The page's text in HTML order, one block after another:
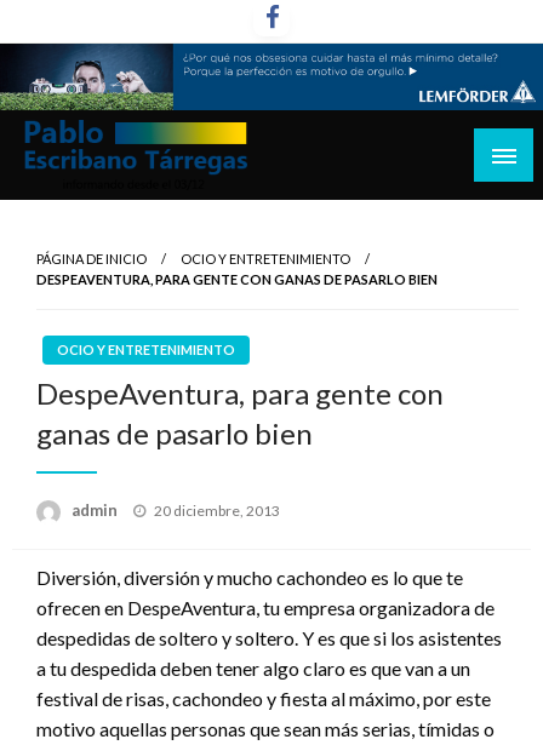
al
contenido
informando desde el 03/12
PÁGINA DE INICIO
OCIO Y ENTRETENIMIENTO
DESPEAVENTURA, PARA GENTE CON GANAS DE PASARLO BIEN
OCIO Y ENTRETENIMIENTO
DespeAventura, para gente con
ganas de pasarlo bien
admin
Publicado
20 diciembre, 2013
Diversión, diversión y mucho cachondeo es lo que te
ofrecen en DespeAventura, tu empresa organizadora de
despedidas de soltero y soltero. Y es que si los asistentes
a tu despedida deben tener algo claro es que van a un
festival de risas, cachondeo y fiesta al máximo, por este
motivo aquellas personas que sean más serias, tímidas o